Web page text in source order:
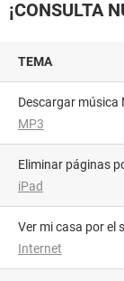
¡CONSULTA
TEMA
Descargar
MP3
Eliminar páginas
iPad
Ver mi casa por
Internet